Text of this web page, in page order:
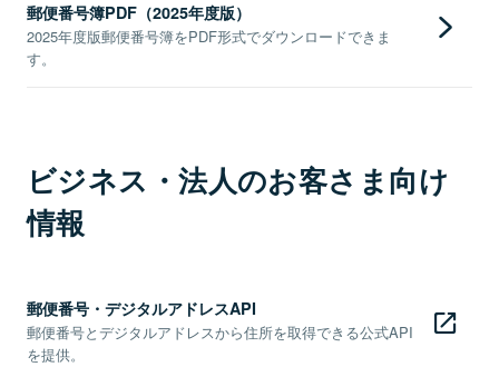
郵便番号簿PDF（2025年度版）
2025年度版郵便番号簿をPDF形式でダウンロードできま
す。
ビジネス・法人のお客さま向け
情報
郵便番号・デジタルアドレスAPI
郵便番号とデジタルアドレスから住所を取得できる公式API
を提供。